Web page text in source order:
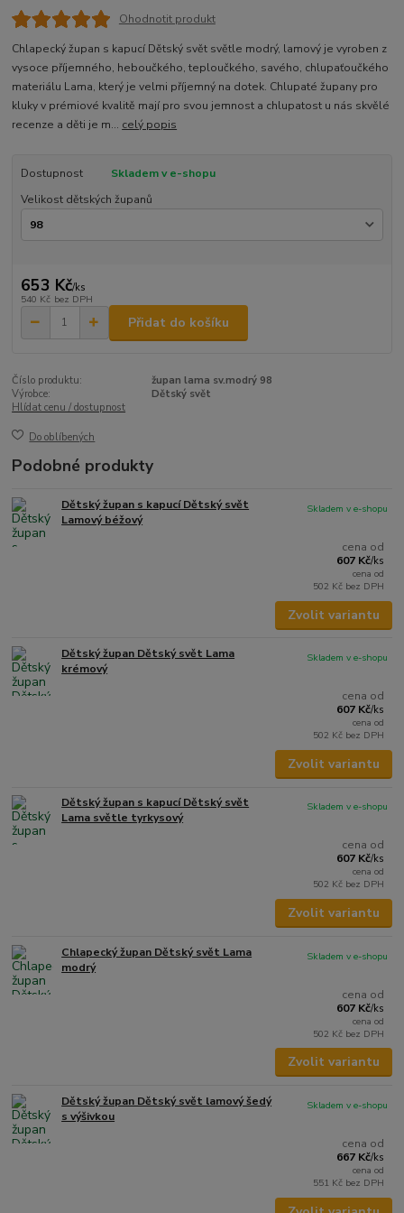
Ohodnotit produkt
Chlapecký župan s kapucí Dětský svět světle modrý, lamový je vyroben z
vysoce příjemného, heboučkého, teploučkého, savého, chlupaťoučkého
materiálu Lama, který je velmi příjemný na dotek. Chlupaté župany pro
kluky v prémiové kvalitě mají pro svou jemnost a chlupatost u nás skvělé
recenze a děti je m... celý popis
Dostupnost
Skladem v e-shopu
Velikost dětských županů
653 Kč/ks
540 Kč bez DPH
Přidat do košíku
Číslo produktu:
župan lama sv.modrý 98
Výrobce:
Dětský svět
Hlídat cenu / dostupnost
Do oblíbených
Podobné produkty
Dětský župan s kapucí Dětský svět
Lamový béžový
cena od
607 Kč/ks
cena od
502 Kč bez DPH
Skladem v e-shopu
Zvolit variantu
Dětský župan Dětský svět Lama
krémový
cena od
607 Kč/ks
cena od
502 Kč bez DPH
Skladem v e-shopu
Zvolit variantu
Dětský župan s kapucí Dětský svět
Lama světle tyrkysový
cena od
607 Kč/ks
cena od
502 Kč bez DPH
Skladem v e-shopu
Zvolit variantu
Chlapecký župan Dětský svět Lama
modrý
cena od
607 Kč/ks
cena od
502 Kč bez DPH
Skladem v e-shopu
Zvolit variantu
Dětský župan Dětský svět lamový šedý
s výšivkou
cena od
667 Kč/ks
cena od
551 Kč bez DPH
Skladem v e-shopu